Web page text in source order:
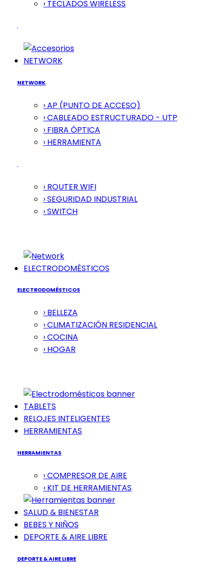
› TECLADOS WIRELESS
NETWORK
NETWORK
› AP (PUNTO DE ACCESO)
› CABLEADO ESTRUCTURADO - UTP
› FIBRA ÓPTICA
› HERRAMIENTA
› ROUTER WIFI
› SEGURIDAD INDUSTRIAL
› SWITCH
ELECTRODOMÉSTICOS
ELECTRODOMÉSTICOS
› BELLEZA
› CLIMATIZACIÓN RESIDENCIAL
› COCINA
› HOGAR
TABLETS
RELOJES INTELIGENTES
HERRAMIENTAS
HERRAMIENTAS
› COMPRESOR DE AIRE
› KIT DE HERRAMIENTAS
SALUD & BIENESTAR
BEBES Y NIÑOS
DEPORTE & AIRE LIBRE
DEPORTE & AIRE LIBRE